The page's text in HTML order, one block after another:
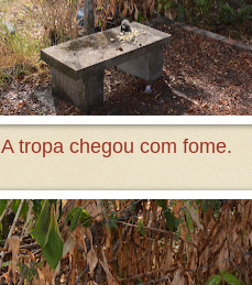
A tropa chegou com fome.